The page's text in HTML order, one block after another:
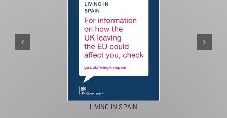
LIVING IN SPAIN